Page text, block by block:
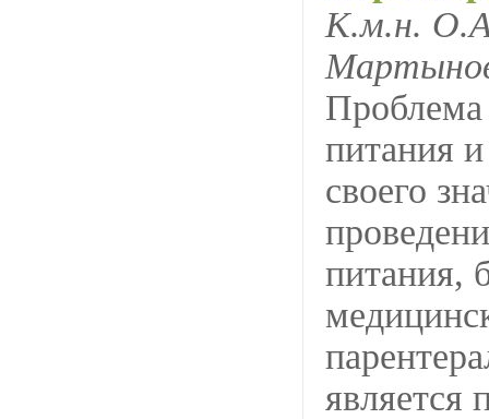
К.м.н.
Проблема
питания
своего
питания,
является